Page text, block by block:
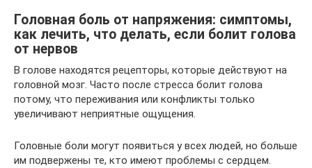
Головная боль от напряжения: симптомы,
как лечить, что делать, если болит голова
от нервов
В голове находятся рецепторы, которые действуют на
головной мозг. Часто после стресса болит голова
потому, что переживания или конфликты только
увеличивают неприятные ощущения.
Головные боли могут появиться у всех людей, но больше
им подвержены те, кто имеют проблемы с сердцем.